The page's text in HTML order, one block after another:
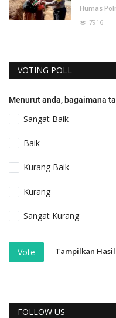
Humas
7916
VOTING POLL
Menurut anda, bagaimana
Sangat Baik
Baik
Kurang Baik
Kurang
Sangat Kurang
Vote Tampilkan Hasil
FOLLOW US